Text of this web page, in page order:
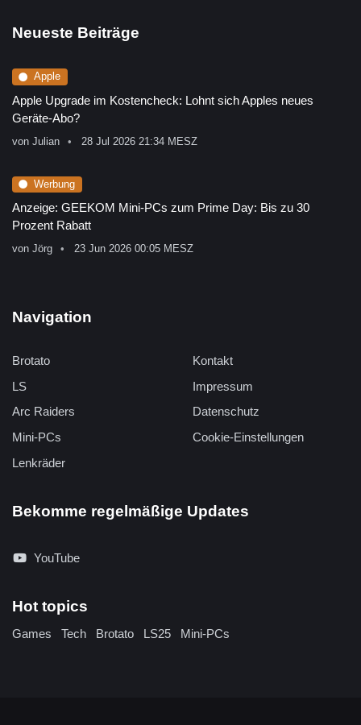
Neueste Beiträge
Apple
Apple Upgrade im Kostencheck: Lohnt sich Apples neues
Geräte-Abo?
von Julian 28 Jul 2026 21:34 MESZ
Werbung
Anzeige: GEEKOM Mini-PCs zum Prime Day: Bis zu 30
Prozent Rabatt
von Jörg 23 Jun 2026 00:05 MESZ
Navigation
Brotato
LS
Arc Raiders
Mini-PCs
Lenkräder
Kontakt
Impressum
Datenschutz
Cookie-Einstellungen
Bekomme regelmäßige Updates
YouTube
Hot topics
Games Tech Brotato LS25 Mini-PCs